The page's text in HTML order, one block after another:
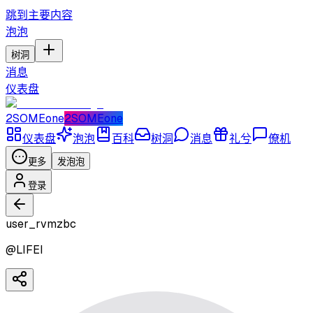
跳到主要内容
泡泡
树洞
消息
仪表盘
2SOMEone2SOMEone
仪表盘
泡泡 百科 树洞 消息 礼兮 僚机
更多 发泡泡
登录
user_rvmzbc
@LIFEI